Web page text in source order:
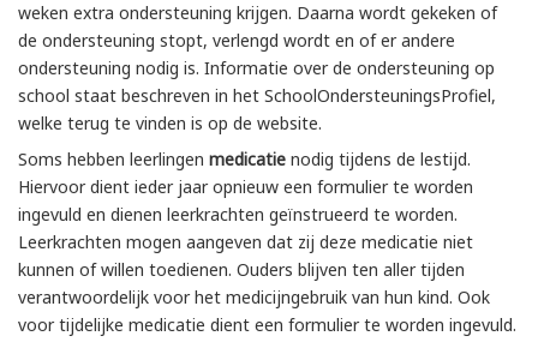
weken extra ondersteuning krijgen. Daarna wordt gekeken of
de ondersteuning stopt, verlengd wordt en of er andere
ondersteuning nodig is. Informatie over de ondersteuning op
school staat beschreven in het SchoolOndersteuningsProfiel,
welke terug te vinden is op de website.
Soms hebben leerlingen medicatie nodig tijdens de lestijd.
Hiervoor dient ieder jaar opnieuw een formulier te worden
ingevuld en dienen leerkrachten geïnstrueerd te worden.
Leerkrachten mogen aangeven dat zij deze medicatie niet
kunnen of willen toedienen. Ouders blijven ten aller tijden
verantwoordelijk voor het medicijngebruik van hun kind. Ook
voor tijdelijke medicatie dient een formulier te worden ingevuld.